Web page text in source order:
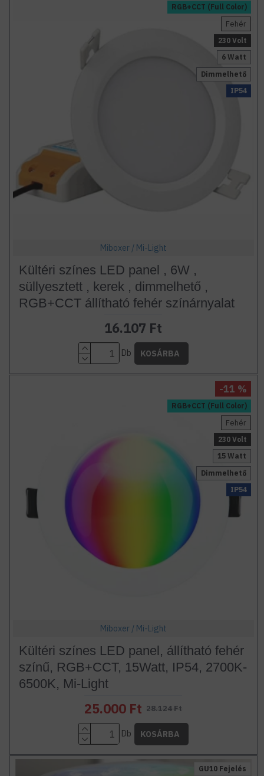
RGB+CCT (Full Color)
6 Watt
Fehér
Dimmelhető
230 Volt
IP54
Miboxer / Mi-Light
Kültéri színes LED panel , 6W ,
süllyesztett , kerek , dimmelhető ,
RGB+CCT állítható fehér színárnyalat
16.107 Ft
Db KOSÁRBA
RGB+CCT (Full Color)
Fehér
Dimmelhető
230 Volt
IP54
15 Watt
-11 %
Miboxer / Mi-Light
Kültéri színes LED panel, állítható fehér
színű, RGB+CCT, 15Watt, IP54, 2700K-
6500K, Mi-Light
25.000 Ft 28.124 Ft
Db KOSÁRBA
GU10 Fejelés